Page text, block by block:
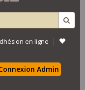
en ligne |
Admin